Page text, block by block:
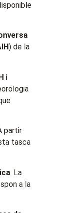
) de la
i
partir
tasca
. La
a la